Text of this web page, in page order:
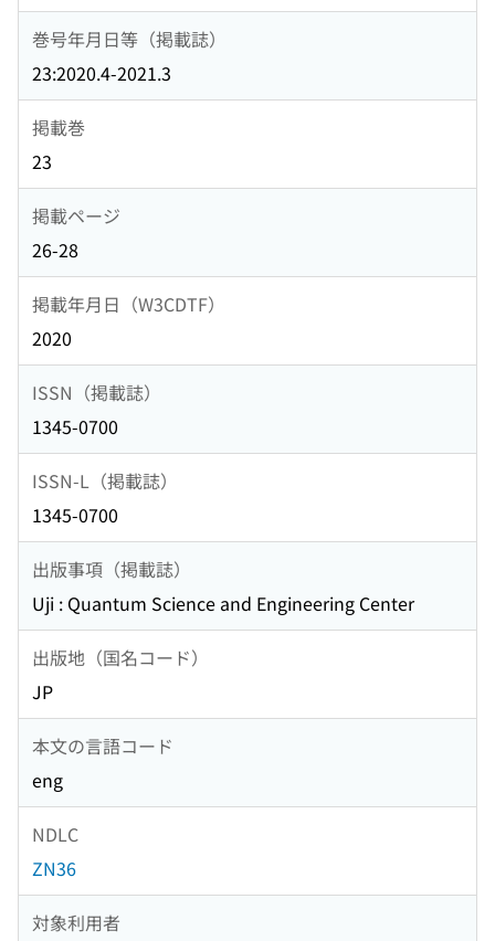
巻号年月日等（掲載誌）
23:2020.4-2021.3
掲載巻
23
掲載ページ
26-28
掲載年月日（W3CDTF）
2020
ISSN（掲載誌）
1345-0700
ISSN-L（掲載誌）
1345-0700
出版事項（掲載誌）
Uji : Quantum Science and Engineering Center
出版地（国名コード）
JP
本文の言語コード
eng
NDLC
ZN36
対象利用者